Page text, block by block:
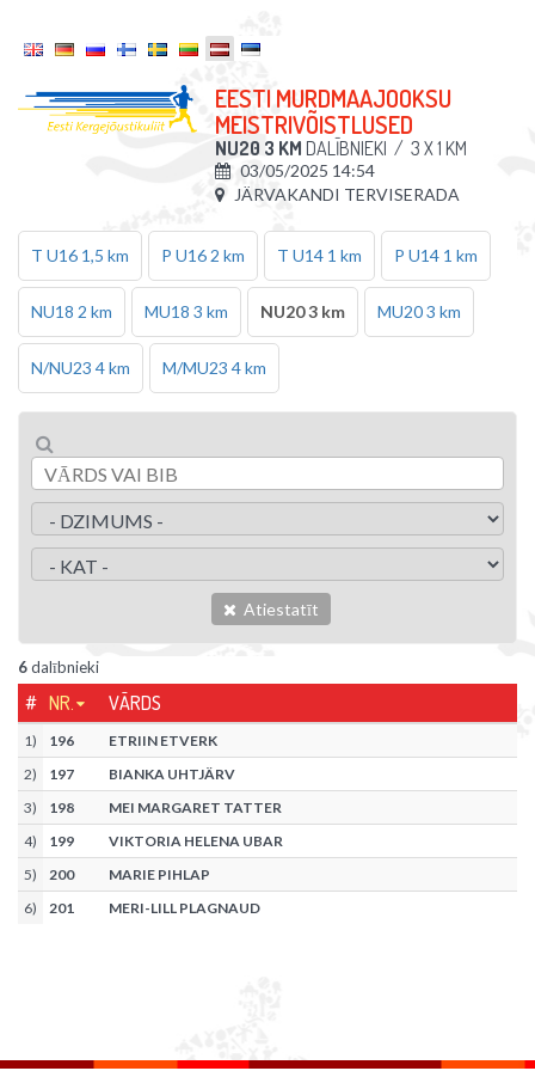
EESTI MURDMAAJOOKSU
MEISTRIVÕISTLUSED
NU20 3 KM DALĪBNIEKI / 3 X 1 KM
03/05/2025 14:54
JÄRVAKANDI TERVISERADA
T U16 1,5 km P U16 2 km T U14 1 km P U14 1 km
NU18 2 km MU18 3 km NU20 3 km MU20 3 km
N/NU23 4 km M/MU23 4 km
Atiestatīt
6dalībnieki
# NR. VĀRDS
1) 196
ETRIIN ETVERK
2) 197
BIANKA UHTJÄRV
3) 198
MEI MARGARET TATTER
4) 199
VIKTORIA HELENA UBAR
5) 200
MARIE PIHLAP
6) 201 MERI-LILL PLAGNAUD